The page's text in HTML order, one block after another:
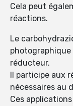
Cela peut
réactions.
Le
réducteur.
Il participe aux
nécessaires au
Ces